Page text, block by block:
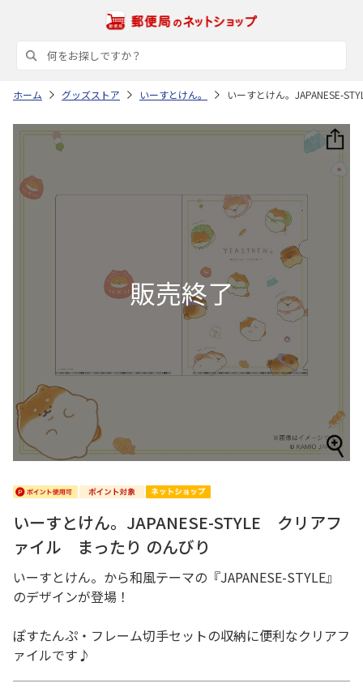
ホーム グッズストア いーすとけん。 いーすとけん。JAPANESE-
いーすとけん。JAPANESE-STYLE クリアフ
ァイル まったり のんびり
いーすとけん。から和風テーマの『JAPANESE-STYLE』
のデザインが登場！
ぽすたんぷ・フレーム切手セットの収納に便利なクリアフ
ァイルです♪